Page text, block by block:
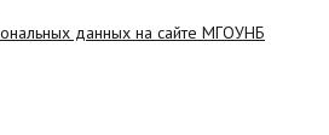
данных на сайте МГОУНБ